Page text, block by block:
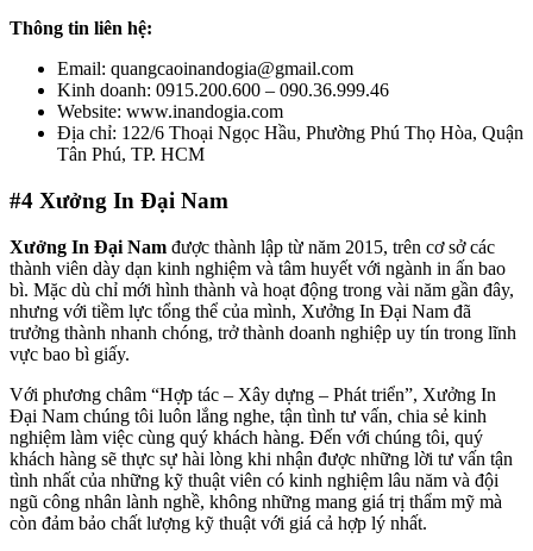
Thông tin liên hệ:
Email: quangcaoinandogia@gmail.com
Kinh doanh: 0915.200.600 – 090.36.999.46
Website: www.inandogia.com
Địa chỉ: 122/6 Thoại Ngọc Hầu, Phường Phú Thọ Hòa, Quận
Tân Phú, TP. HCM
#4 Xưởng In Đại Nam
Xưởng In Đại Nam được thành lập từ năm 2015, trên cơ sở các
thành viên dày dạn kinh nghiệm và tâm huyết với ngành in ấn bao
bì. Mặc dù chỉ mới hình thành và hoạt động trong vài năm gần đây,
nhưng với tiềm lực tổng thể của mình, Xưởng In Đại Nam đã
trưởng thành nhanh chóng, trở thành doanh nghiệp uy tín trong lĩnh
vực bao bì giấy.
Với phương châm “Hợp tác – Xây dựng – Phát triển”, Xưởng In
Đại Nam chúng tôi luôn lắng nghe, tận tình tư vấn, chia sẻ kinh
nghiệm làm việc cùng quý khách hàng. Đến với chúng tôi, quý
khách hàng sẽ thực sự hài lòng khi nhận được những lời tư vấn tận
tình nhất của những kỹ thuật viên có kinh nghiệm lâu năm và đội
ngũ công nhân lành nghề, không những mang giá trị thẩm mỹ mà
còn đảm bảo chất lượng kỹ thuật với giá cả hợp lý nhất.